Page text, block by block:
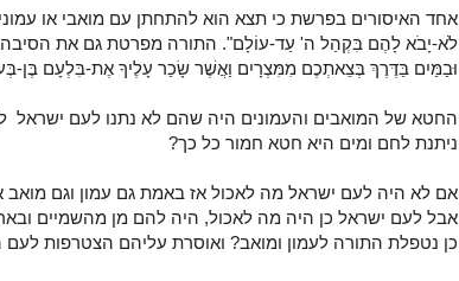
אחד האיסורים בפרשת כי תצא הוא להתחתן עם מואבי או
לֹא-יָבֹא לָהֶם בִּקְהַל ה' עַד-עוֹלָם". התורה מפרטת גם את
וּבַמַּיִם בַּדֶּרֶךְ בְּצֵאתְכֶם מִמִּצְרָיִם וַאֲשֶׁר שָׂכַר עָלֶיךָ אֶת-בִּלְעָם בֶּן-
החטא של המואבים והעמונים היה שהם לא נתנו לעם ישראל
ניתנת לחם ומים היא חטא חמור כל כך?
אם לא היה לעם ישראל מה לאכול אז באמת גם עמון וגם מואב
אבל לעם ישראל כן היה מה לאכול, היה להם מן מהשמיים
כן נטפלת התורה לעמון ומואב? ואוסרת עליהם הצטרפות לעם